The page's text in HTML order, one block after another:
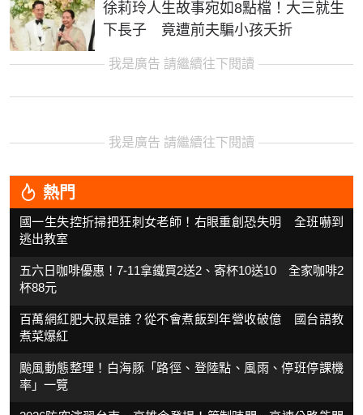
徐莉玲人生故事宛如8點檔！大三就生
下長子 竟遭前夫騙小孩夭折
我是廣告 請繼續往下閱讀
我是廣告 請繼續往下閱讀
熱門
國一生失控折掃把狂刺女老師！右眼重創恐失明 全班嚇到
逃出教室
五六日咖啡優惠！7-11拿鐵買2送2、寄杯10送10 全家咖啡2
杯88元
百萬網紅肥大叔是誰？從不會煮飯到年營收破億 國台語教
煮菜爆紅
颱風動態整理！白海豚「路徑、登陸點、風雨、停班停課機
率」一覽